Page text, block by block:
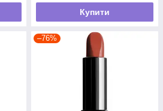
Купити
–76%